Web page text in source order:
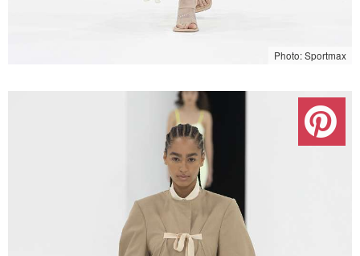
Photo: Sportmax